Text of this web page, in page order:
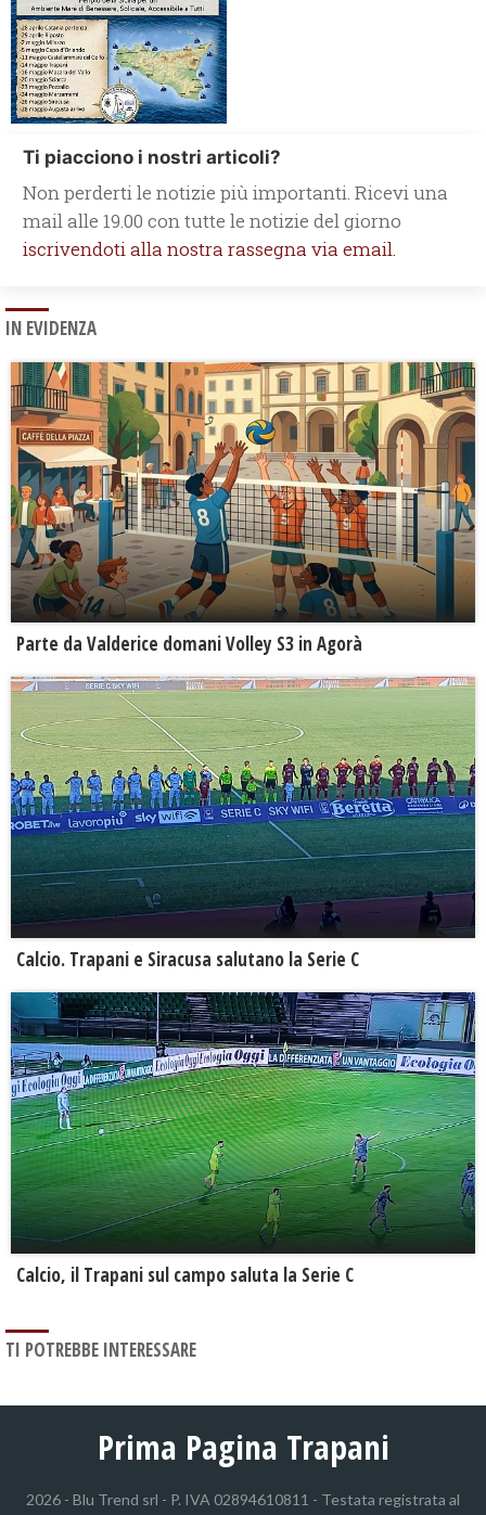
Ti piacciono i nostri articoli?
Non perderti le notizie più importanti. Ricevi una
mail alle 19.00 con tutte le notizie del giorno
iscrivendoti alla nostra rassegna via email.
IN EVIDENZA
Parte da Valderice domani Volley S3 in Agorà
Calcio. Trapani e Siracusa salutano la Serie C
Calcio, il Trapani sul campo saluta la Serie C
TI POTREBBE INTERESSARE
Prima Pagina Trapani
2026 - Blu Trend srl - P. IVA 02894610811 - Testata registrata al